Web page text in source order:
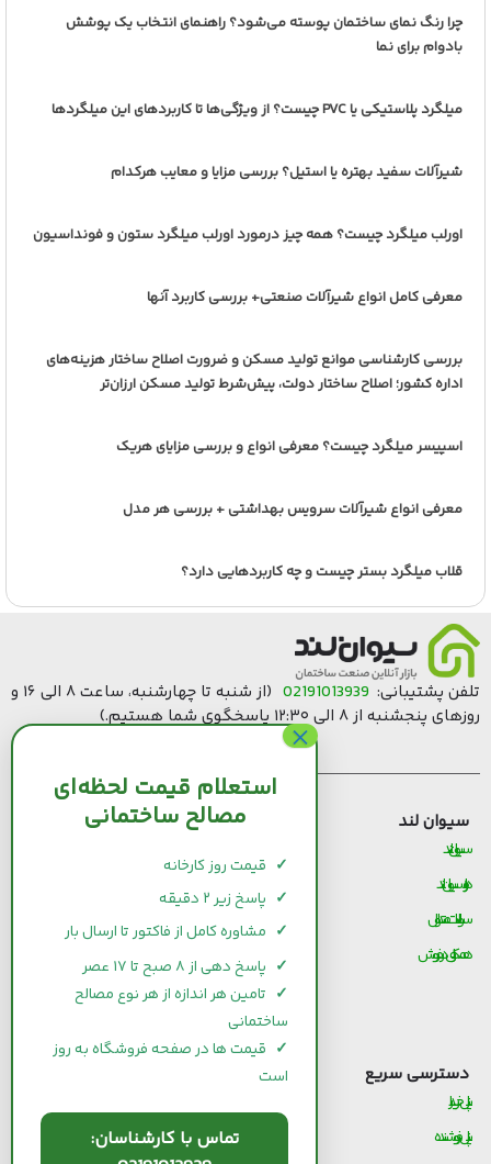
چرا رنگ نمای ساختمان پوسته می‌شود؟ راهنمای انتخاب یک پوشش
بادوام برای نما
میلگرد پلاستیکی یا PVC چیست؟ از ویژگی‌ها تا کاربردهای این میلگردها
شیرآلات سفید بهتره یا استیل؟ بررسی مزایا و معایب هرکدام
اورلب میلگرد چیست؟ همه چیز درمورد اورلب میلگرد ستون و فونداسیون
معرفی کامل انواع شیرآلات صنعتی+ بررسی کاربرد آنها
بررسی کارشناسی موانع تولید مسکن و ضرورت اصلاح ساختار هزینه‌های
اداره کشور؛ اصلاح ساختار دولت، پیش‌شرط تولید مسکن ارزان‌تر
اسپیسر میلگرد چیست؟ معرفی انواع و بررسی مزایای هریک
معرفی انواع شیرآلات سرویس بهداشتی + بررسی هر مدل
قلاب میلگرد بستر چیست و چه کاربردهایی دارد؟
تلفن پشتیبانی: 02191013939
(از شنبه تا چهارشنبه، ساعت ۸ الی ۱۶ و
روزهای پنجشنبه از ۸ الی ۱۲:۳۰ پاسخگوی شما هستیم.)
سیوان لند
سیوان لند
درباره سیوان لند
سوالات متداول
همکاری در فروش
قیمت مصالح ساختمانی
قیمت و خرید کاشی و سرامیک
قیمت و خرید آجر
قیمت و خرید گچ
قیمت و خرید شیرآلات
دسترسی سریع
پنل خریدار
پنل فروشنده
استعلام قیمت لحظه‌ای
مصالح ساختمانی
✓ قیمت روز کارخانه
✓ پاسخ زیر ۲ دقیقه
✓ مشاوره کامل از فاکتور تا ارسال بار
✓ پاسخ دهی از ۸ صبح تا ۱۷ عصر
✓ تامین هر اندازه از هر نوع مصالح
ساختمانی
✓ قیمت ها در صفحه فروشگاه به روز
است
تماس با کارشناسان: